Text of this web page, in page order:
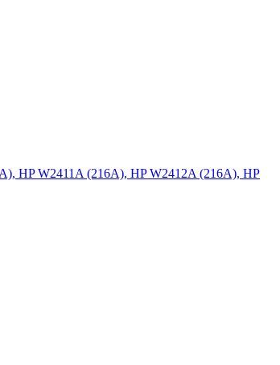
HP W2411A (216A), HP W2412A (216A), HP